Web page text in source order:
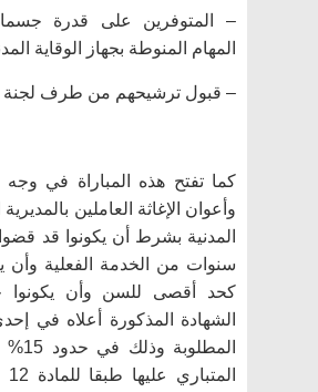
– المتوفرين على قدرة
المهام المنوطة بجهاز الوقاية
– قبول ترشيحهم من طرف لجنة
كما تفتح هذه المباراة في
وأعوان الإغاثة العاملين بالمديرية
كحد أقصى للسن وأن يكونوا
الشهادة المذكورة أعلاه في